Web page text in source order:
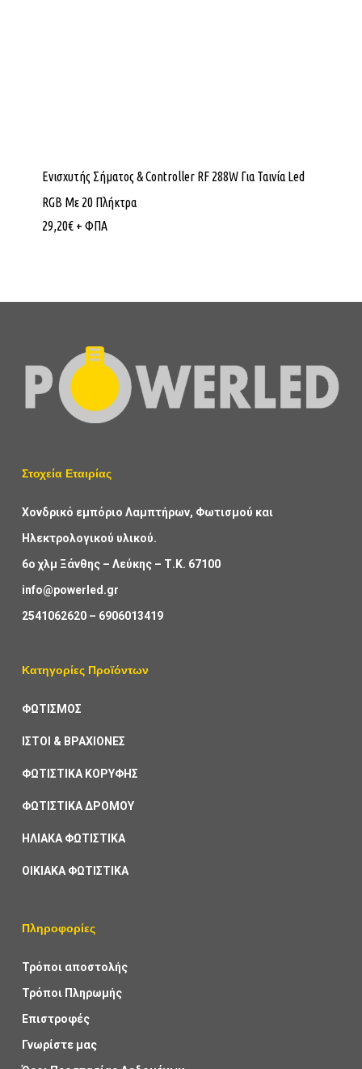
Ενισχυτής Σήματος & Controller RF 288W Για Ταινία Led
RGB Με 20 Πλήκτρα
29,20€ + ΦΠΑ
Στοχεία Εταιρίας
Χονδρικό εμπόριο Λαμπτήρων, Φωτισμού και
Ηλεκτρολογικού υλικού.
6ο χλμ Ξάνθης – Λεύκης – Τ.Κ. 67100
info@powerled.gr
2541062620– 6906013419
Κατηγορίες Προϊόντων
ΦΩΤΙΣΜΟΣ
ΙΣΤΟΙ & ΒΡΑΧΙΟΝΕΣ
ΦΩΤΙΣΤΙΚΑ ΚΟΡΥΦΗΣ
ΦΩΤΙΣΤΙΚΑ ΔΡΟΜΟΥ
ΗΛΙΑΚΑ ΦΩΤΙΣΤΙΚΑ
ΟΙΚΙΑΚΑ ΦΩΤΙΣΤΙΚΑ
Πληροφορίες
Τρόποι αποστολής
Τρόποι Πληρωμής
Επιστροφές
Γνωρίστε μας